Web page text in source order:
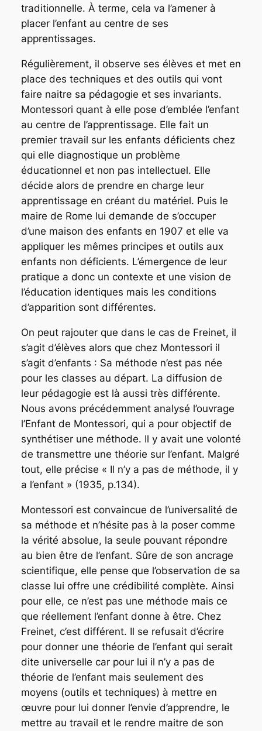
traditionnelle. À terme, cela va l’amener à
placer l’enfant au centre de ses
apprentissages.
Régulièrement, il observe ses élèves et met en
place des techniques et des outils qui vont
faire naitre sa pédagogie et ses invariants.
Montessori quant à elle pose d’emblée l’enfant
au centre de l’apprentissage. Elle fait un
premier travail sur les enfants déficients chez
qui elle diagnostique un problème
éducationnel et non pas intellectuel. Elle
décide alors de prendre en charge leur
apprentissage en créant du matériel. Puis le
maire de Rome lui demande de s’occuper
d’une maison des enfants en 1907 et elle va
appliquer les mêmes principes et outils aux
enfants non déficients. L’émergence de leur
pratique a donc un contexte et une vision de
l’éducation identiques mais les conditions
d’apparition sont différentes.
On peut rajouter que dans le cas de Freinet, il
s’agit d’élèves alors que chez Montessori il
s’agit d’enfants : Sa méthode n’est pas née
pour les classes au départ. La diffusion de
leur pédagogie est là aussi très différente.
Nous avons précédemment analysé l’ouvrage
l’Enfant de Montessori, qui a pour objectif de
synthétiser une méthode. Il y avait une volonté
de transmettre une théorie sur l’enfant. Malgré
tout, elle précise « Il n’y a pas de méthode, il y
a l’enfant » (1935, p.134).
Montessori est convaincue de l’universalité de
sa méthode et n’hésite pas à la poser comme
la vérité absolue, la seule pouvant répondre
au bien être de l’enfant. Sûre de son ancrage
scientifique, elle pense que l’observation de sa
classe lui offre une crédibilité complète. Ainsi
pour elle, ce n’est pas une méthode mais ce
que réellement l’enfant donne à être. Chez
Freinet, c’est différent. Il se refusait d’écrire
pour donner une théorie de l’enfant qui serait
dite universelle car pour lui il n’y a pas de
théorie de l’enfant mais seulement des
moyens (outils et techniques) à mettre en
œuvre pour lui donner l’envie d’apprendre, le
mettre au travail et le rendre maitre de son